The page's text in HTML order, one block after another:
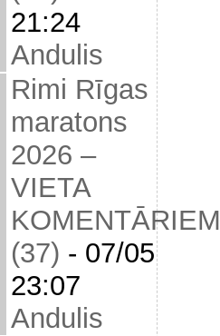
21:24
Andulis
Rimi Rīgas
maratons
2026 –
VIETA
KOMENTĀRIEM
(37) - 07/05
23:07
Andulis